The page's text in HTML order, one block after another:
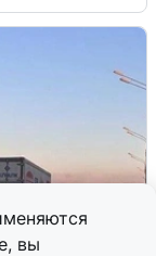
вы